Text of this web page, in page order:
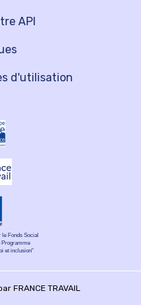
API
d'utilisation
le Fonds Social
Programme
et inclusion"
FRANCE TRAVAIL